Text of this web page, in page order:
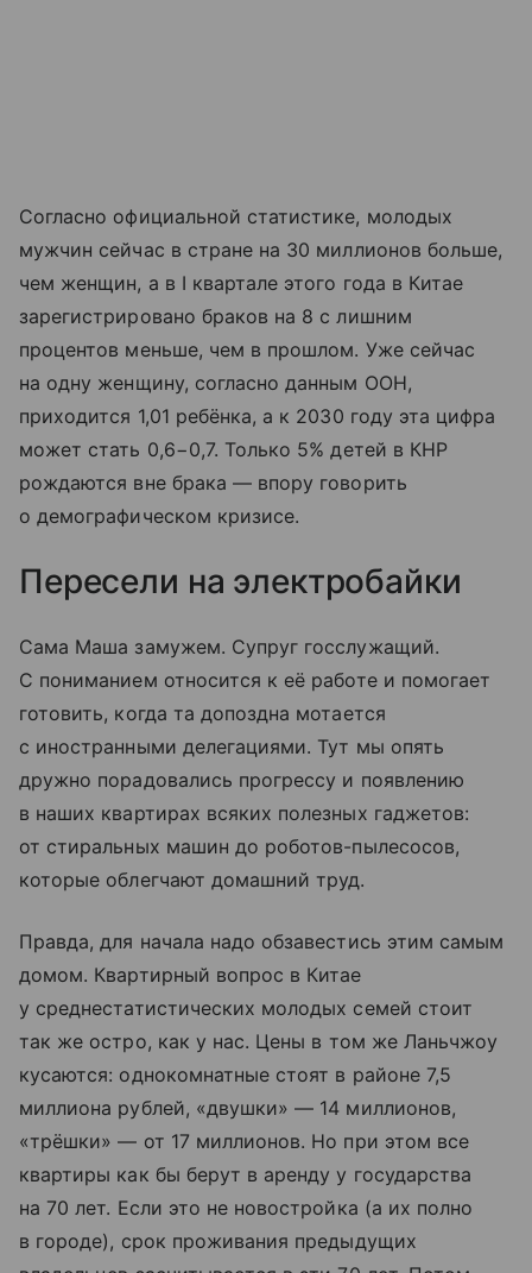
Согласно официальной статистике, молодых
мужчин сейчас в стране на 30 миллионов больше,
чем женщин, а в I квартале этого года в Китае
зарегистрировано браков на 8 с лишним
процентов меньше, чем в прошлом. Уже сейчас
на одну женщину, согласно данным ООН,
приходится 1,01 ребёнка, а к 2030 году эта цифра
может стать 0,6−0,7. Только 5% детей в КНР
рождаются вне брака — впору говорить
о демографическом кризисе.
Пересели на электробайки
Сама Маша замужем. Супруг госслужащий.
С пониманием относится к её работе и помогает
готовить, когда та допоздна мотается
с иностранными делегациями. Тут мы опять
дружно порадовались прогрессу и появлению
в наших квартирах всяких полезных гаджетов:
от стиральных машин до роботов-пылесосов,
которые облегчают домашний труд.
Правда, для начала надо обзавестись этим самым
домом. Квартирный вопрос в Китае
у среднестатистических молодых семей стоит
так же остро, как у нас. Цены в том же Ланьчжоу
кусаются: однокомнатные стоят в районе 7,5
миллиона рублей, «двушки» — 14 миллионов,
«трёшки» — от 17 миллионов. Но при этом все
квартиры как бы берут в аренду у государства
на 70 лет. Если это не новостройка (а их полно
в городе), срок проживания предыдущих